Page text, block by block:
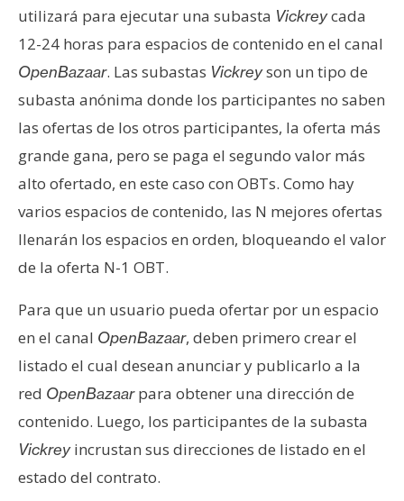
utilizará para ejecutar una subasta Vickreycada
12-24 horas para espacios de contenido en el canal
OpenBazaar. Las subastas Vickreyson un tipo de
subasta anónima donde los participantes no saben
las ofertas de los otros participantes, la oferta más
grande gana, pero se paga el segundo valor más
alto ofertado, en este caso con OBTs. Como hay
varios espacios de contenido, las N mejores ofertas
llenarán los espacios en orden, bloqueando el valor
de la oferta N-1 OBT.
Para que un usuario pueda ofertar por un espacio
en el canal OpenBazaar, deben primero crear el
listado el cual desean anunciar y publicarlo a la
red OpenBazaarpara obtener una dirección de
contenido. Luego, los participantes de la subasta
Vickreyincrustan sus direcciones de listado en el
estado del contrato.